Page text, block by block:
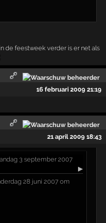
de feestweek verder is er net als
16 februari 2009 21:19
21 april 2009 18:43
3 september 2007
▶
28 juni 2007 om